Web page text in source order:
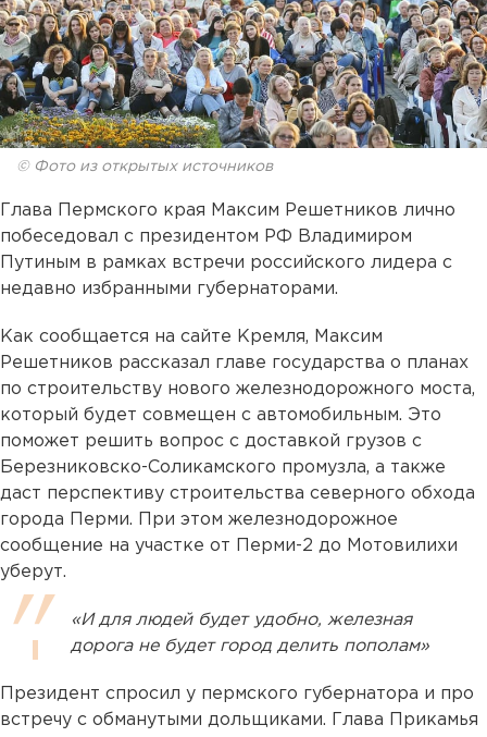
© Фото из открытых источников
Глава Пермского края Максим Решетников лично
побеседовал с президентом РФ Владимиром
Путиным в рамках встречи российского лидера с
недавно избранными губернаторами.
Как сообщается на сайте Кремля, Максим
Решетников рассказал главе государства о планах
по строительству нового железнодорожного моста,
который будет совмещен с автомобильным. Это
поможет решить вопрос с доставкой грузов с
Березниковско-Соликамского промузла, а также
даст перспективу строительства северного обхода
города Перми. При этом железнодорожное
сообщение на участке от Перми-2 до Мотовилихи
уберут.
«И для людей будет удобно, железная
дорога не будет город делить пополам»
Президент спросил у пермского губернатора и про
встречу с обманутыми дольщиками. Глава Прикамья